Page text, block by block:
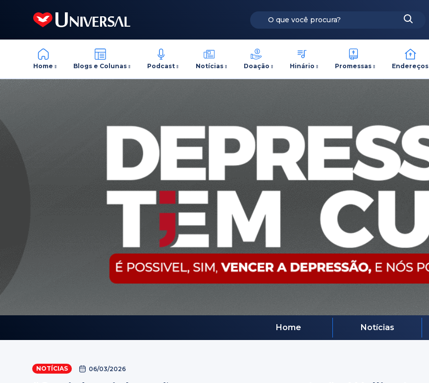
Home Blogs e Colunas Podcast Notícias Doação Hinário Promessas Endereços
Home Notícias
NOTÍCIAS 06/03/2026